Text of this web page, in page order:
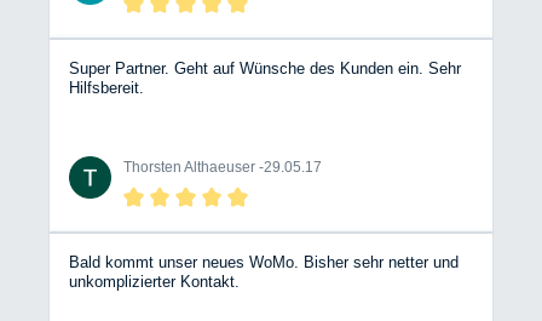
Super Partner. Geht auf Wünsche des Kunden ein. Sehr
Hilfsbereit.
Thorsten Althaeuser -29.05.17
Bald kommt unser neues WoMo. Bisher sehr netter und
unkomplizierter Kontakt.